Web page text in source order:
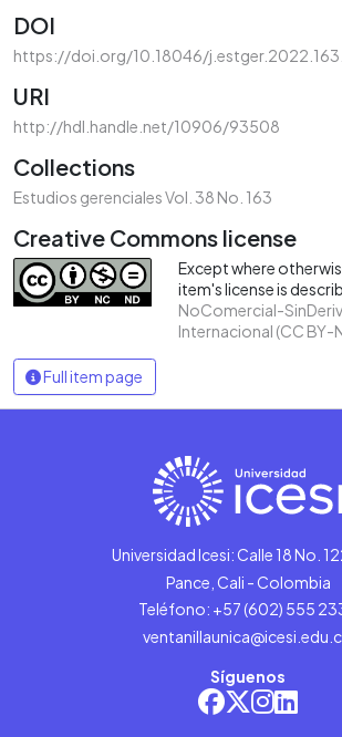
DOI
https://doi.org/10.18046/
URI
http://hdl.handle.net/10906/93508
Collections
Estudios gerenciales Vol. 38 No. 163
Creative Commons license
Except where
item's license is
NoComercial-
Internacional (CC BY-
Full item page
Universidad Icesi: Calle 18 No.
Pance, Cali - Colombia
Teléfono: +57 (602) 555
Síguenos